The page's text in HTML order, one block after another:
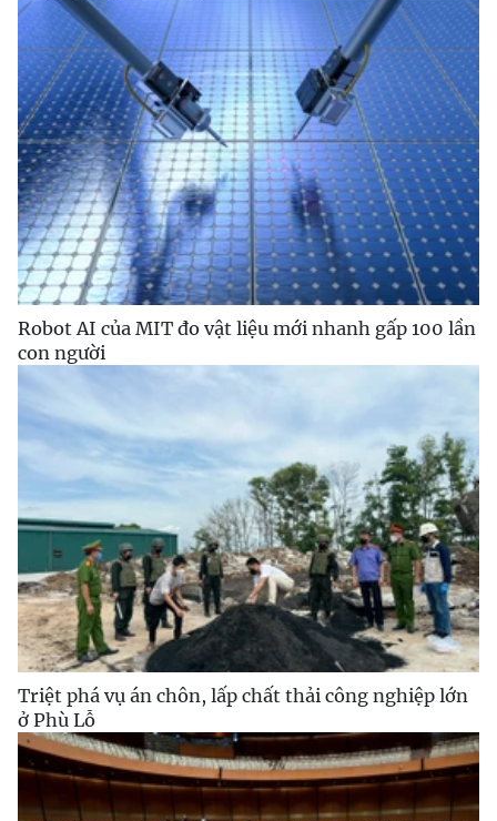
Robot AI của MIT đo vật liệu mới nhanh gấp 100 lần
con người
Triệt phá vụ án chôn, lấp chất thải công nghiệp lớn
ở Phù Lỗ